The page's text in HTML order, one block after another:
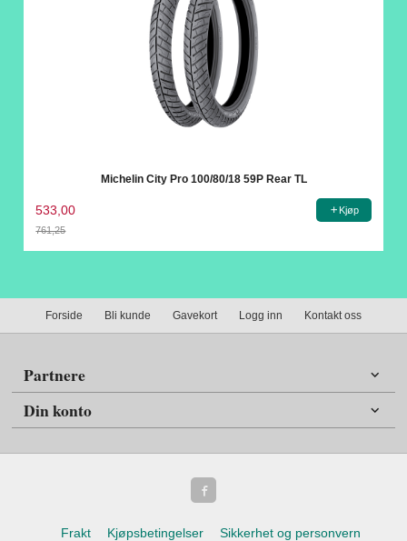
Michelin City Pro 100/80/18 59P Rear TL
533,00
761,25
Kjøp
Forside Bli kunde Gavekort Logg inn Kontakt oss
Partnere
Din konto
Frakt Kjøpsbetingelser Sikkerhet og personvern